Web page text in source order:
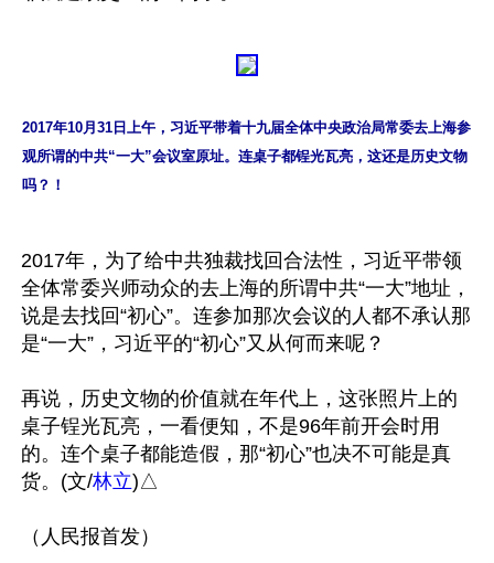
2017年10月31日上午，习近平带着十九届全体中央政治局常委去上海参
观所谓的中共“一大”会议室原址。连桌子都锃光瓦亮，这还是历史文物
吗？！
2017年，为了给中共独裁找回合法性，习近平带领
全体常委兴师动众的去上海的所谓中共“一大”地址，
说是去找回“初心”。连参加那次会议的人都不承认那
是“一大”，习近平的“初心”又从何而来呢？
再说，历史文物的价值就在年代上，这张照片上的
桌子锃光瓦亮，一看便知，不是96年前开会时用
的。连个桌子都能造假，那“初心”也决不可能是真
货。(文/林立)△